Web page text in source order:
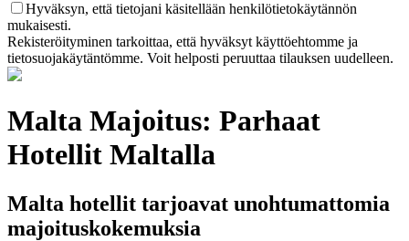
Hyväksyn, että tietojani käsitellään henkilötietokäytännön
mukaisesti.
Rekisteröityminen tarkoittaa, että hyväksyt käyttöehtomme ja
tietosuojakäytäntömme. Voit helposti peruuttaa tilauksen uudelleen.
Malta Majoitus: Parhaat
Hotellit Maltalla
Malta hotellit tarjoavat unohtumattomia
majoituskokemuksia